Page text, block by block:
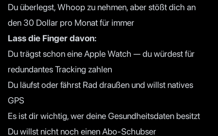
Du überlegst, Whoop zu nehmen, aber stößt dich an
den 30 Dollar pro Monat für immer
Lass die Finger davon:
Du trägst schon eine Apple Watch — du würdest für
redundantes Tracking zahlen
Du läufst oder fährst Rad draußen und willst natives
GPS
Es ist dir wichtig, wer deine Gesundheitsdaten besitzt
Du willst nicht noch einen Abo-Schubser